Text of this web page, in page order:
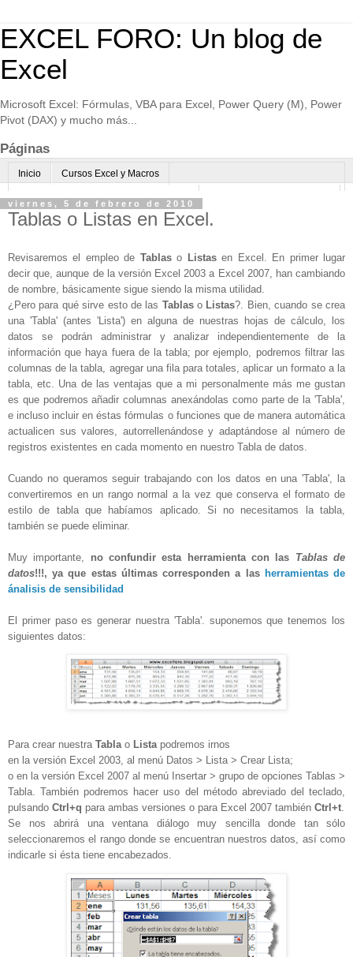
EXCEL FORO: Un blog de
Excel
Microsoft Excel: Fórmulas, VBA para Excel, Power Query (M), Power
Pivot (DAX) y mucho más...
Páginas
Inicio Cursos Excel y Macros
Excel Avanzado online-Microsoft Teams
Normas de uso Algo sobre mi
viernes, 5 de febrero de 2010
Tablas o Listas en Excel.
Revisaremos el empleo de Tablaso Listasen Excel. En primer lugar
decir que, aunque de la versión Excel 2003 a Excel 2007, han cambiando
de nombre, básicamente sigue siendo la misma utilidad.
¿Pero para qué sirve esto de las Tablaso Listas?. Bien, cuando se crea
una 'Tabla' (antes 'Lista') en alguna de nuestras hojas de cálculo, los
datos se podrán administrar y analizar independientemente de la
información que haya fuera de la tabla; por ejemplo, podremos filtrar las
columnas de la tabla, agregar una fila para totales, aplicar un formato a la
tabla, etc. Una de las ventajas que a mi personalmente más me gustan
es que podremos añadir columnas anexándolas como parte de la 'Tabla',
e incluso incluir en éstas fórmulas o funciones que de manera automática
actualicen sus valores, autorrellenándose y adaptándose al número de
registros existentes en cada momento en nuestro Tabla de datos.
Cuando no queramos seguir trabajando con los datos en una 'Tabla', la
convertiremos en un rango normal a la vez que conserva el formato de
estilo de tabla que habíamos aplicado. Si no necesitamos la tabla,
también se puede eliminar.
Muy importante, no confundir esta herramienta con las Tablas de
datos!!!, ya que estas últimas corresponden a las herramientas de
ánalisis de sensibilidad
El primer paso es generar nuestra 'Tabla'. suponemos que tenemos los
siguientes datos:
Para crear nuestra Tablao Listapodremos irnos
en la versión Excel 2003, al menú Datos > Lista > Crear Lista;
o en la versión Excel 2007 al menú Insertar > grupo de opciones Tablas >
Tabla. También podremos hacer uso del método abreviado del teclado,
pulsando Ctrl+q para ambas versiones o para Excel 2007 también Ctrl+t.
Se nos abrirá una ventana diálogo muy sencilla donde tan sólo
seleccionaremos el rango donde se encuentran nuestros datos, así como
indicarle si ésta tiene encabezados.